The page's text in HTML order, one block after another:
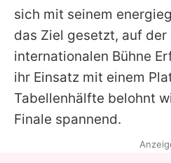
sich mit seinem
das Ziel gesetzt, auf der
internationalen Bühne
ihr Einsatz mit einem
Tabellenhälfte belohnt
Finale spannend.